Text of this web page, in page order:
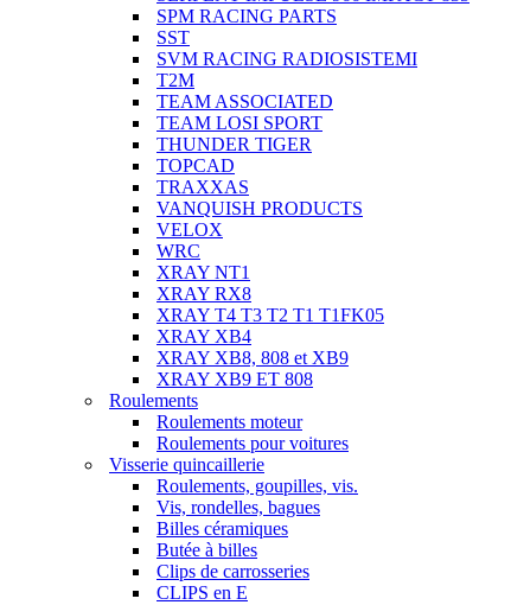
SPM RACING PARTS
SST
SVM RACING RADIOSISTEMI
T2M
TEAM ASSOCIATED
TEAM LOSI SPORT
THUNDER TIGER
TOPCAD
TRAXXAS
VANQUISH PRODUCTS
VELOX
WRC
XRAY NT1
XRAY RX8
XRAY T4 T3 T2 T1 T1FK05
XRAY XB4
XRAY XB8, 808 et XB9
XRAY XB9 ET 808
Roulements
Roulements moteur
Roulements pour voitures
Visserie quincaillerie
Roulements, goupilles, vis.
Vis, rondelles, bagues
Billes céramiques
Butée à billes
Clips de carrosseries
CLIPS en E